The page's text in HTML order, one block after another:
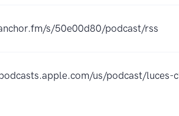
s/50e00d80/podcast/rss
us/podcast/luces-